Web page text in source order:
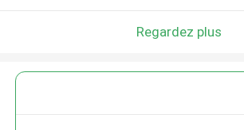
Regardez plus